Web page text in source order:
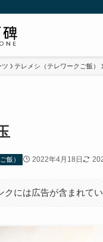
ツ テレメシ（テレワークご飯）
飯） 2022年4月18日
クには広告が含まれてい